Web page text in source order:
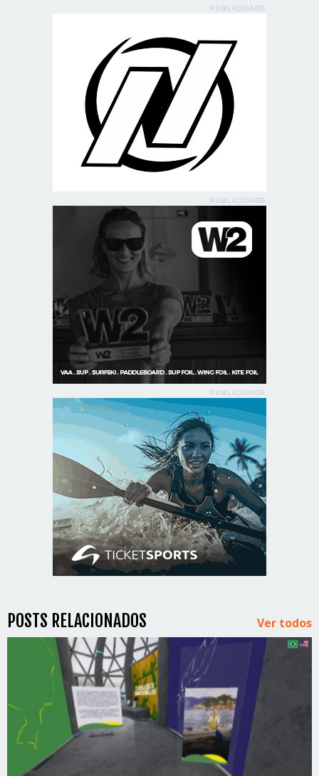
PUBLICIDADE
PUBLICIDADE
PUBLICIDADE
POSTS RELACIONADOS Ver todos